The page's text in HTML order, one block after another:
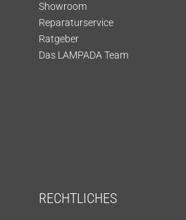
Showroom
Reparaturservice
Ratgeber
Das LAMPADA Team
RECHTLICHES